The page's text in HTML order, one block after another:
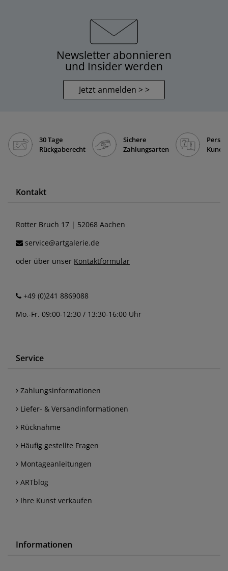
Newsletter abonnieren
und Insider werden
Jetzt anmelden > >
30 Tage
Rückgaberecht
Sichere
Zahlungsarten
Kontakt
Rotter Bruch 17 | 52068 Aachen
service@artgalerie.de
oder über unser Kontaktformular
+49 (0)241 8869088
Mo.-Fr. 09:00-12:30 / 13:30-16:00 Uhr
Service
Zahlungsinformationen
Liefer- & Versandinformationen
Rücknahme
Häufig gestellte Fragen
Montageanleitungen
ARTblog
Ihre Kunst verkaufen
Informationen